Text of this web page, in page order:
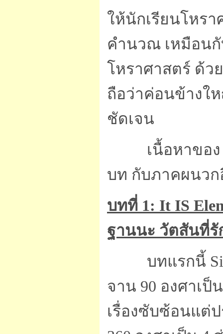
ให้นักเรียนโหร
คำนวณ เหมือนกั
โหราศาสตร์ ด้ว
ถือว่าค่อนข้างใ
ชัดเจน
เนื้อหาขอ
บท กับภาคผนวก
บทที่ 1: It IS
ฐานนะ วัตสันที่รั
บทแรกนี้
จาน 90 องศาเป็
เรื่องซับซ้อนแต่